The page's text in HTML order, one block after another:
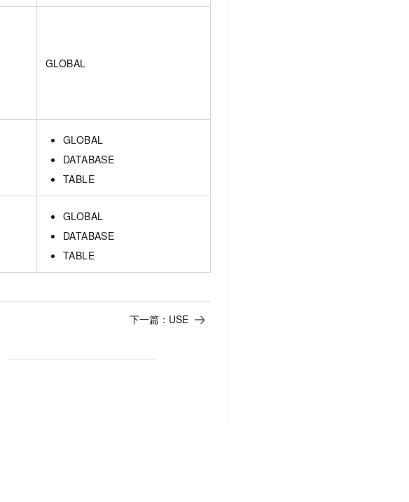
GLOBAL
GLOBAL
DATABASE
TABLE
GLOBAL
DATABASE
TABLE
下一篇： USE